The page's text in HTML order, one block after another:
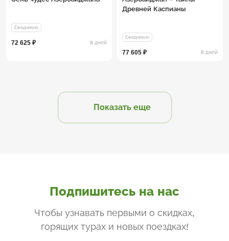
Ежедневно
72 625 ₽ 8 дней
Древней Каспианы
Ежедневно
77 605 ₽ 8 дней
Показать еще
Подпишитесь на нас
Чтобы узнавать первыми о скидках,
горящих турах и новых поездках!